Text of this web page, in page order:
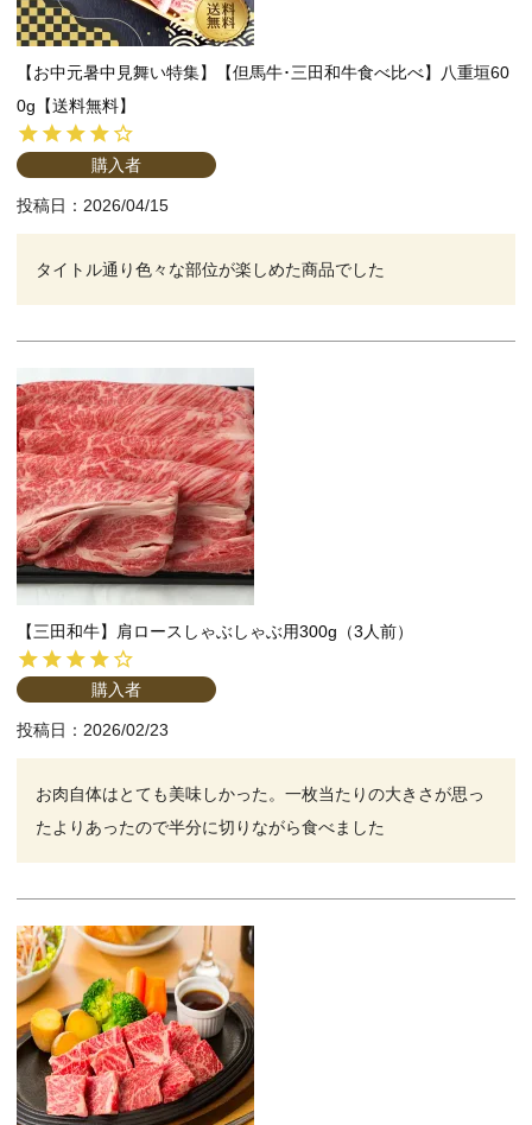
【お中元暑中見舞い特集】【但馬牛･三田和牛食べ比べ】八重垣60
0g【送料無料】
購入者
投稿日 2026/04/15
タイトル通り色々な部位が楽しめた商品でした
【三田和牛】肩ロースしゃぶしゃぶ用300g（3人前）
購入者
投稿日 2026/02/23
お肉自体はとても美味しかった。一枚当たりの大きさが思っ
たよりあったので半分に切りながら食べました